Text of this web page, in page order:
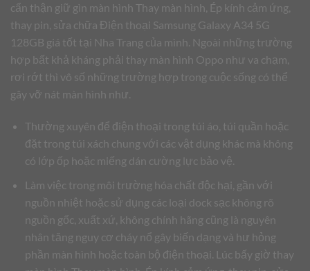
cẩn thận giữ gìn màn hình Thay màn hình, Ép kính cảm ứng,
thay pin, sửa chữa Điện thoại Samsung Galaxy A34 5G
128GB giá tốt tại Nha Trang của mình. Ngoài những trường
hợp bất khả kháng phải thay màn hình Oppo như va chạm,
rơi rớt thì vô số những trường hợp trong cuộc sống có thể
gây vỡ nát màn hình như.
Thường xuyên để điện thoại trong túi áo, túi quần hoặc
đặt trong túi xách chung với các vật dụng khác mà không
có lớp ốp hoặc miếng dán cường lực bảo vệ.
Làm việc trong môi trường hóa chất độc hại, gần với
nguồn nhiệt hoặc sử dụng các loại dock sạc không rõ
nguồn gốc, xuất xứ, không chính hãng cũng là nguyên
nhân tăng nguy cơ cháy nổ gây biến dạng và hư hỏng
phần màn hình hoặc toàn bộ điện thoại. Lúc bấy giờ thay